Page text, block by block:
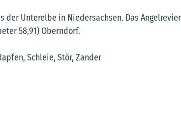
Unterelbe in Niedersachsen. Das
58,91) Oberndorf.
Schleie, Stör, Zander